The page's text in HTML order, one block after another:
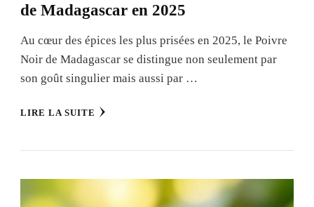
de Madagascar en 2025
Au cœur des épices les plus prisées en 2025, le Poivre
Noir de Madagascar se distingue non seulement par
son goût singulier mais aussi par …
LIRE LA SUITE